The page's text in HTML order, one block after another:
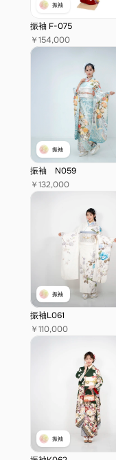
振袖
振袖 F-075
￥154,000
振袖
振袖　N059
￥132,000
振袖
振袖L061
￥110,000
振袖